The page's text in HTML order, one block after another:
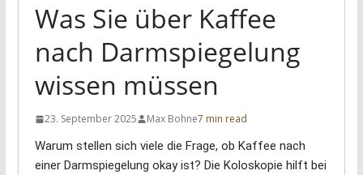
Was Sie über Kaffee
nach Darmspiegelung
wissen müssen
23. September 2025 Max Bohne7 min read
Warum stellen sich viele die Frage, ob Kaffee nach
einer Darmspiegelung okay ist? Die Koloskopie hilft bei